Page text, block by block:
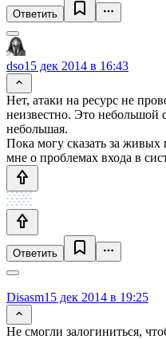
Ответить
dso15 дек 2014 в 16:43
Нет, атаки на ресурс не
неизвестно. Это небольшой
небольшая.
Пока могу сказать за живых
мне о проблемах входа в
Ответить
Disasm15 дек 2014 в 19:25
Не смогли залогиниться,